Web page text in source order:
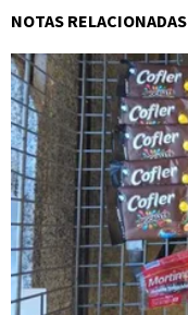
NOTAS RELACIONADAS